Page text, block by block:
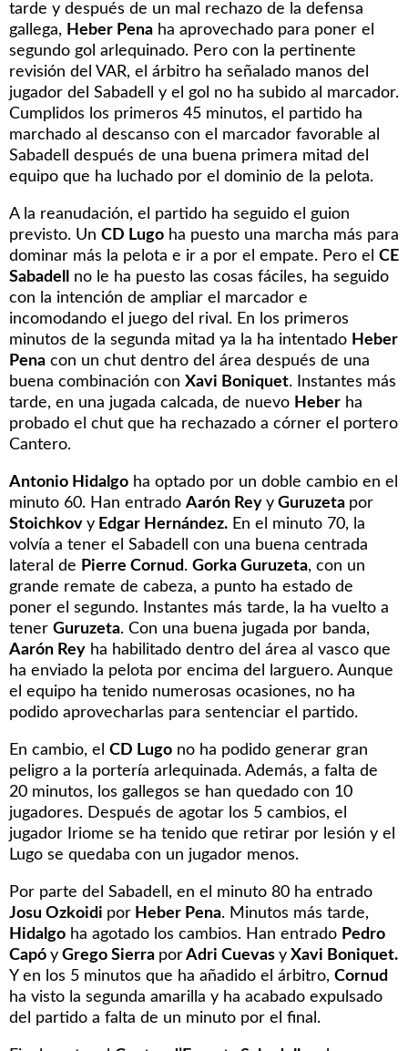
tarde y después de un mal rechazo de la defensa
gallega, Heber Pena ha aprovechado para poner el
segundo gol arlequinado. Pero con la pertinente
revisión del VAR, el árbitro ha señalado manos del
jugador del Sabadell y el gol no ha subido al marcador.
Cumplidos los primeros 45 minutos, el partido ha
marchado al descanso con el marcador favorable al
Sabadell después de una buena primera mitad del
equipo que ha luchado por el dominio de la pelota.
A la reanudación, el partido ha seguido el guion
previsto. Un CD Lugo ha puesto una marcha más para
dominar más la pelota e ir a por el empate. Pero el CE
Sabadell
no le ha puesto las cosas fáciles, ha seguido
con la intención de ampliar el marcador e
incomodando el juego del rival. En los primeros
minutos de la segunda mitad ya la ha intentado Heber
Pena con un chut dentro del área después de una
buena combinación con Xavi Boniquet. Instantes más
tarde, en una jugada calcada, de nuevo Heber ha
probado el chut que ha rechazado a córner el portero
Cantero.
Antonio Hidalgo ha optado por un doble cambio en el
minuto 60. Han entrado Aarón Rey y Guruzeta por
Stoichkov y Edgar Hernández. En el minuto 70, la
volvía a tener el Sabadell con una buena centrada
lateral de Pierre Cornud. Gorka Guruzeta, con un
grande remate de cabeza, a punto ha estado de
poner el segundo. Instantes más tarde, la ha vuelto a
tener Guruzeta. Con una buena jugada por banda,
Aarón Rey ha habilitado dentro del área al vasco que
ha enviado la pelota por encima del larguero. Aunque
el equipo ha tenido numerosas ocasiones, no ha
podido aprovecharlas para sentenciar el partido.
En cambio, el CD Lugo no ha podido generar gran
peligro a la portería arlequinada. Además, a falta de
20 minutos, los gallegos se han quedado con 10
jugadores. Después de agotar los 5 cambios, el
jugador Iriome se ha tenido que retirar por lesión y el
Lugo se quedaba con un jugador menos.
Por parte del Sabadell, en el minuto 80 ha entrado
Josu Ozkoidi por Heber Pena. Minutos más tarde,
Hidalgo ha agotado los cambios. Han entrado Pedro
Capó y Grego Sierra porAdri Cuevas y Xavi Boniquet.
Y en los 5 minutos que ha añadido el árbitro, Cornud
ha visto la segunda amarilla y ha acabado expulsado
del partido a falta de un minuto por el final.